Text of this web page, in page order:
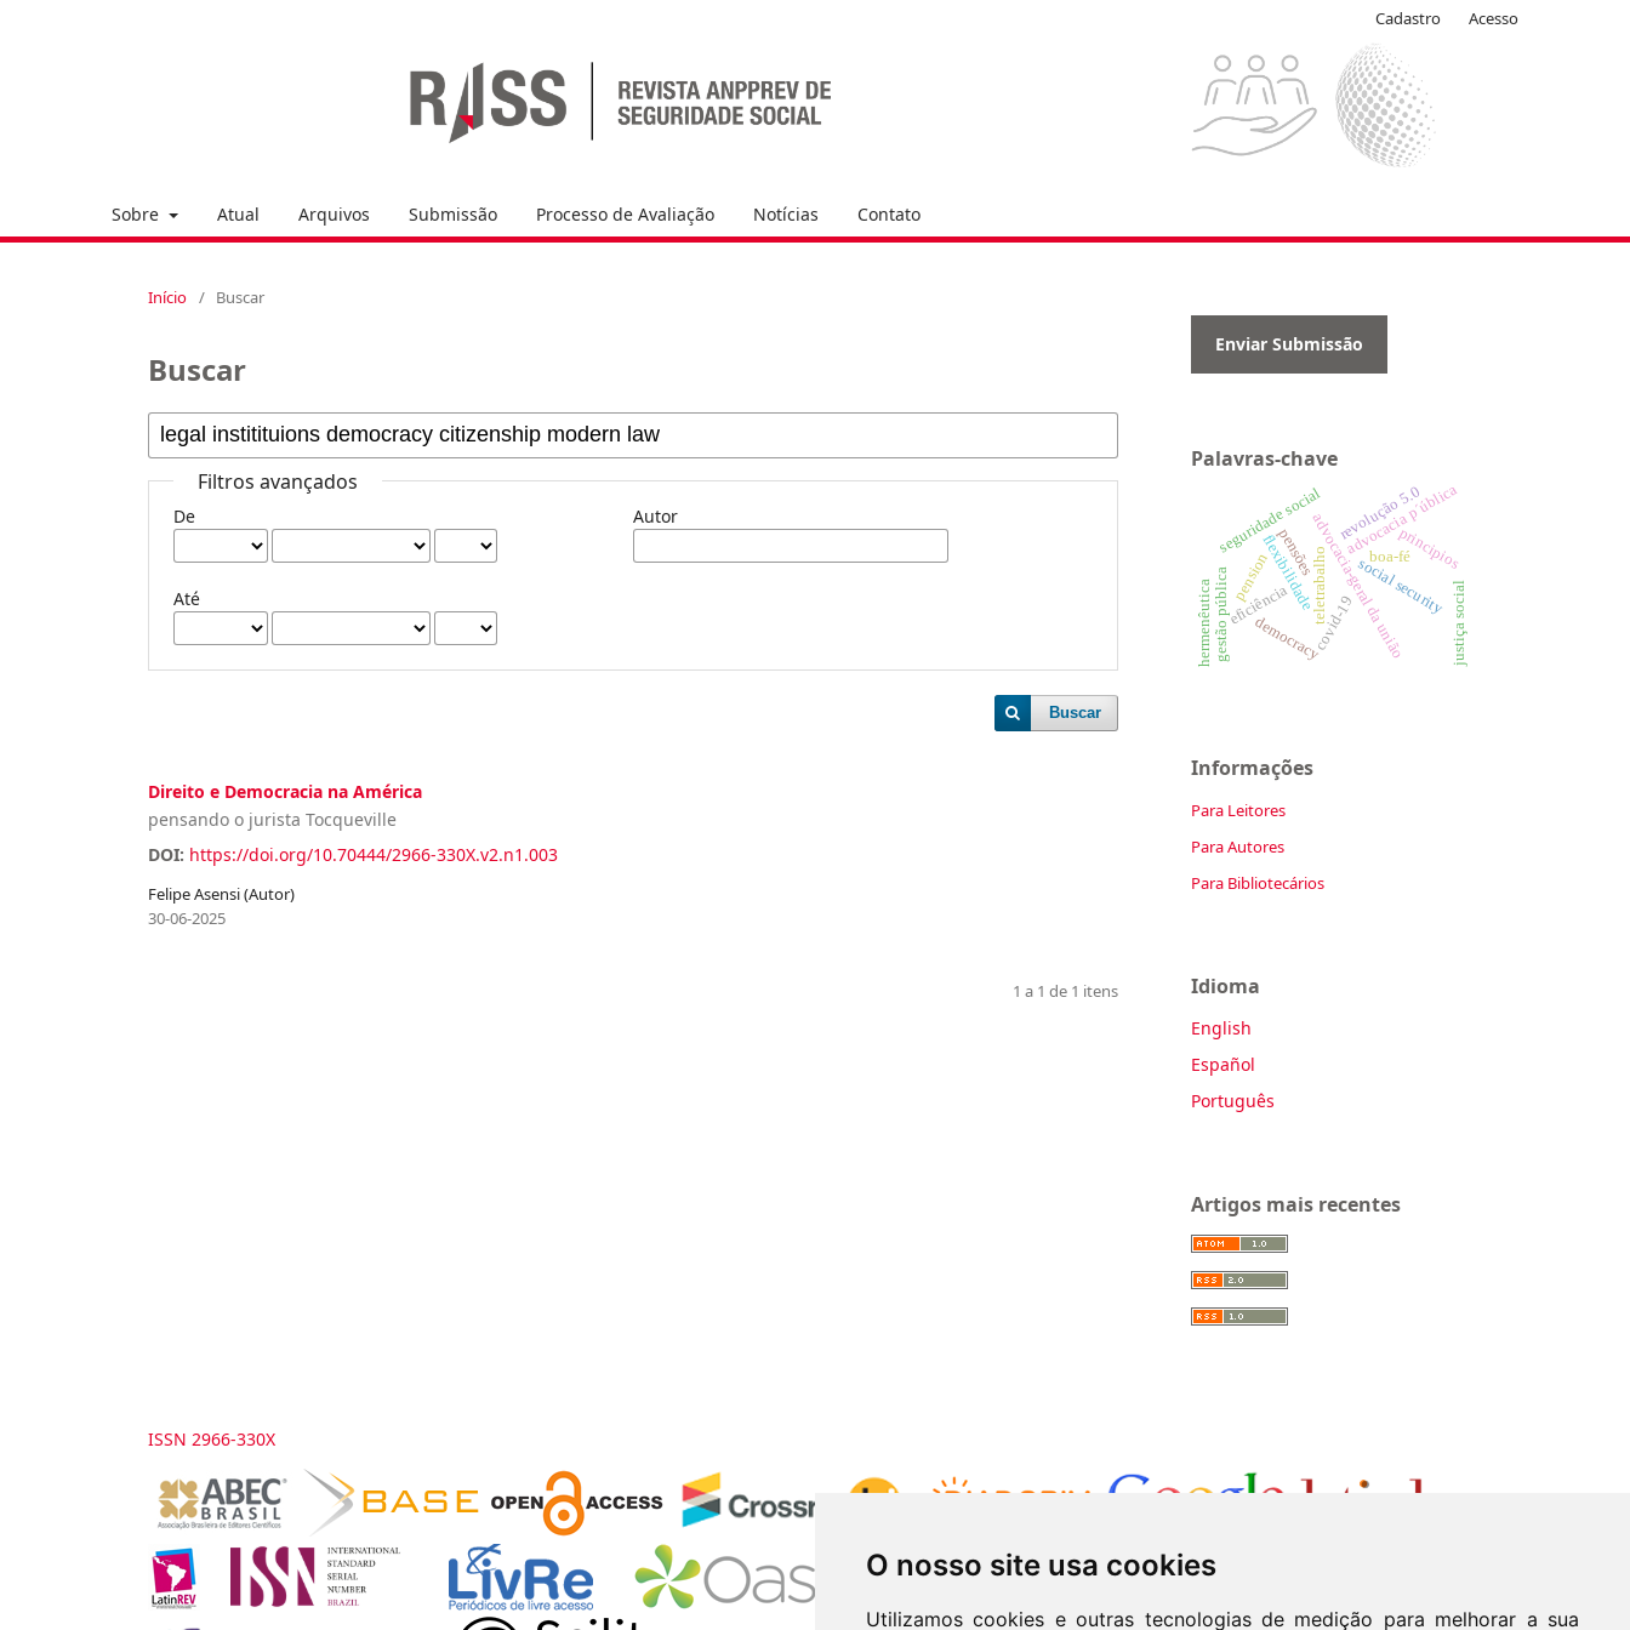
O nosso site usa cookies
Utilizamos cookies e outras tecnologias de medição para melhorar a sua
Sobre Atual Arquivos Submissão Processo de Avaliação Notícias Contato
Cadastro Acesso
Início / Buscar
Buscar
Filtros avançados
De
Até
Autor
Buscar
Direito e Democracia na América
pensando o jurista Tocqueville
DOI: https://doi.org/10.70444/2966-330X.v2.n1.003
Felipe Asensi (Autor)
30-06-2025
1 a 1 de 1 itens
Enviar Submissão
Palavras-chave
teletrabalho
advocacia-geral da união
covid-19
flexibilidade
eficiência
seguridade social advocacia p´ública
gestão pública social security
pension
hermenêutica
boa-féprincipios
pensões
justiça social
democracy
revolução 5.0
Informações
Para Leitores
Para Autores
Para Bibliotecários
Idioma
English
Español
Português
Artigos mais recentes
ISSN 2966-330X